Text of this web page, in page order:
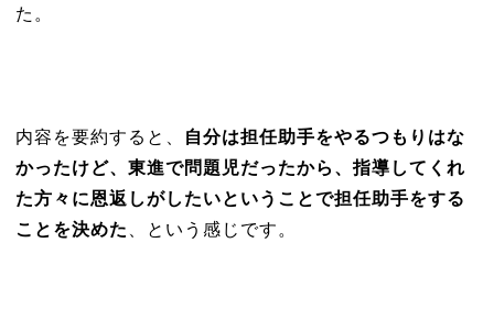
た。
内容を要約すると、
自分は担任助手をやるつもりはな
かったけど、東進で問題児だったから、指導してくれ
た方々に恩返しがしたいということで担任助手をする
ことを決めた
、という感じです。